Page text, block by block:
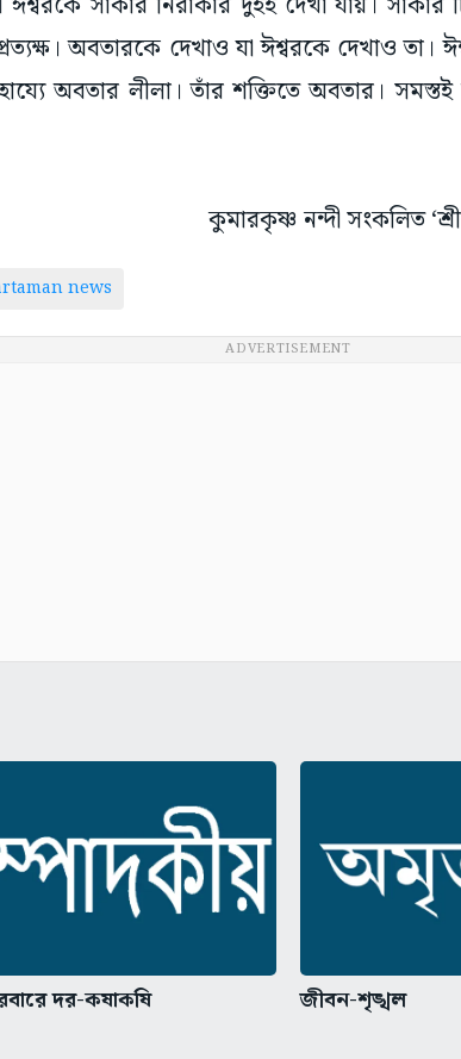
অবতারকে দেখাও যা ঈশ্বরকে দেখাও তা।
অবতার লীলা। তাঁর শক্তিতে অবতার।
কুমারকৃষ্ণ নন্দী সংকলিত
news
ADVERTISEMENT
দর-কষাকষি জীবন-শৃঙ্খল